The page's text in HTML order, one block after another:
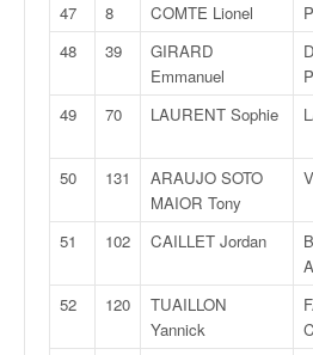
47
8 COMTE Lionel
48
39
GIRARD
Emmanuel
49
70 LAURENT Sophie
50
131
ARAUJO SOTO
MAIOR Tony
51
102 CAILLET Jordan
52
120
TUAILLON
Yannick